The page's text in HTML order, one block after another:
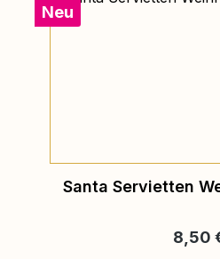
Neu
Santa Servietten
8,50